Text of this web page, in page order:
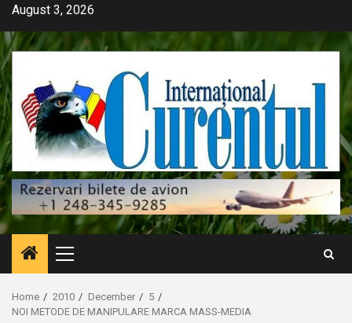
Skip
content
August 3, 2026
Primary
Menu
Home 2010 December
5
NOI METODE DE MANIPULARE MARCA MASS-MEDIA